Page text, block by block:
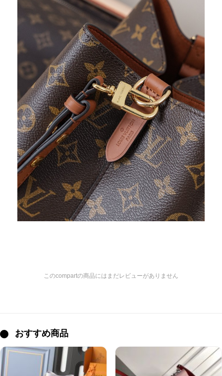
このcompartの商品にはまだレビューがありません
おすすめ商品